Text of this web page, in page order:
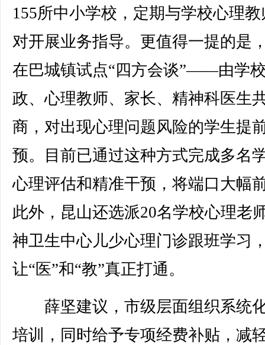
155所中小学校，定期与学校心理教
对开展业务指导。更值得一提的是
在巴城镇试点“四方会谈”——由学
政、心理教师、家长、精神科医生
商，对出现心理问题风险的学生提
预。目前已通过这种方式完成多名
心理评估和精准干预，将端口大幅
此外，昆山还选派20名学校心理老
神卫生中心儿少心理门诊跟班学习
让“医”和“教”真正打通。
薛坚建议，市级层面组织系统
培训，同时给予专项经费补贴，减